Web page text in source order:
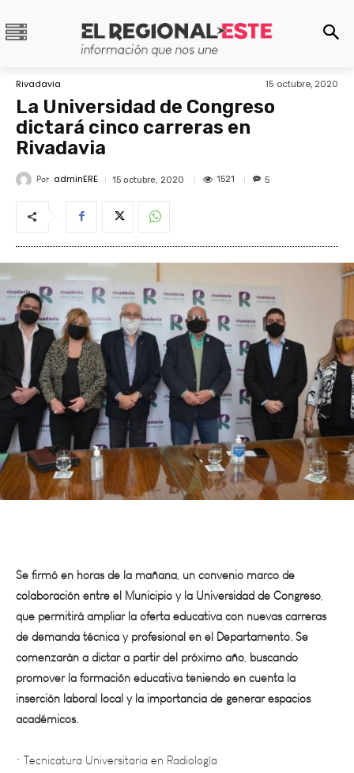
Rivadavia 15 octubre, 2020
La Universidad de Congreso
dictará cinco carreras en
Rivadavia
Por adminERE 15 octubre, 2020 1521 5
colaboración entre el Municipio y la Universidad de Congreso,
que permitirá ampliar la oferta educativa con nuevas carreras
de demanda técnica y profesional en el Departamento. Se
comenzarán a dictar a partir del próximo año, buscando
promover la formación educativa teniendo en cuenta la
inserción laboral local y la importancia de generar espacios
académicos.
• Tecnicatura Universitaria en Radiología